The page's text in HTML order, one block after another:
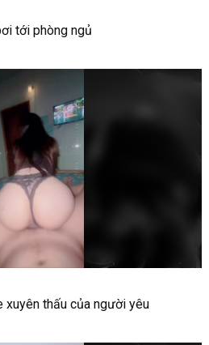
tới phòng ngủ
thấu của người yêu